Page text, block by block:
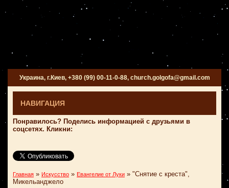
Украина, г.Киев, +380 (99) 00-11-0-88, church.golgofa@gmail.com
НАВИГАЦИЯ
Понравилось? Поделись информацией с друзьями в
соцсетях. Кликни:
Главная » Искусство » Евангелие от Луки » "Снятие с креста",
Микельанджело